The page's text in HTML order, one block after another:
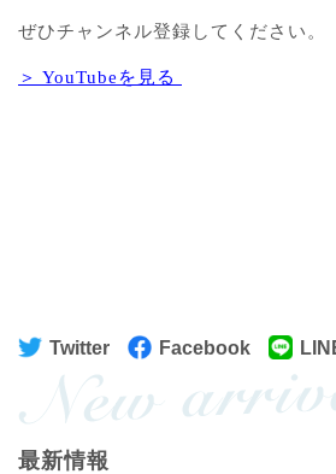
ぜひチャンネル登録してください。
＞ YouTubeを見る
Twitter Facebook
最新情報